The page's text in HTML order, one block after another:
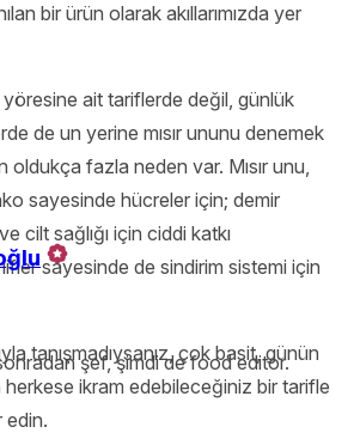
bir ürün olarak akıllarımızda yer
yöresine ait tariflerde değil, günlük
de un yerine mısır ununu denemek
oldukça fazla neden var. Mısır unu,
sayesinde hücreler için; demir
cilt sağlığı için ciddi katkı
sayesinde de sindirim sistemi için
tanışmadıysanız, çok basit, günün
ikram edebileceğiniz bir tarifle
edin.
şef, şimdi de food editor.